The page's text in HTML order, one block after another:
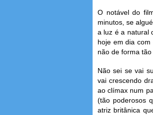
O notável do
minutos, se
a luz é a natural
hoje em dia
não de forma
Não sei se vai
vai crescendo
ao clímax num
(tão poderosos
atriz britânica